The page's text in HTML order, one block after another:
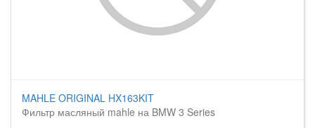
MAHLE ORIGINAL HX163KIT
Фильтр масляный mahle на BMW 3 Series